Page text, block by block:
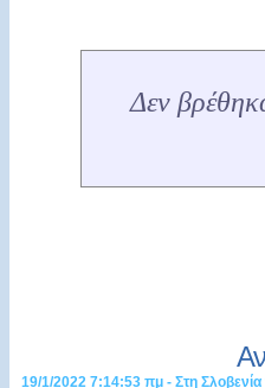
Δεν
19/1/2022 7:14:53 πμ - Στη